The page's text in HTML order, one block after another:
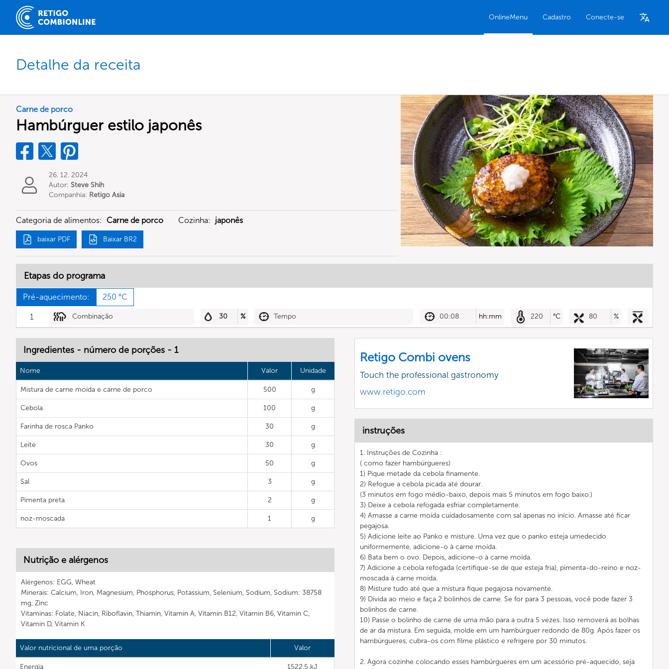
OnlineMenu Cadastro Conecte-se
Detalhe da receita
Carne de porco
Hambúrguer estilo japonês
26. 12. 2024
Autor: Steve Shih
Companhia: Retigo Asia
Categoria de alimentos: Carne de porco Cozinha: japonês
baixar PDF Baixar BR2
Etapas do programa
Pré-aquecimento: 250 °C
1 Combinação 30 % Tempo 00:08 hh:mm 220 °C 80 %
Ingredientes - número de porções - 1
Nome Valor Unidade
Mistura de carne moída e carne de porco 500 g
Cebola 100 g
Farinha de rosca Panko 30 g
Leite 30 g
Ovos 50 g
Sal 3 g
Pimenta preta 2 g
noz-moscada 1 g
Nutrição e alérgenos
Alérgenos: EGG, Wheat
Minerais: Calcium, Iron, Magnesium, Phosphorus, Potassium, Selenium, Sodium, Sodium: 38758
mg, Zinc
Vitaminas: Folate, Niacin, Riboflavin, Thiamin, Vitamin A, Vitamin B12, Vitamin B6, Vitamin C,
Vitamin D, Vitamin K
Valor nutricional de uma porção Valor
Energia 1522,5 kJ
Retigo Combi ovens
Touch the professional gastronomy
www.retigo.com
instruções
1. Instruções de Cozinha :
( como fazer hambúrgueres)
1) Pique metade da cebola finamente.
2) Refogue a cebola picada até dourar.
(3 minutos em fogo médio-baixo, depois mais 5 minutos em fogo baixo.)
3) Deixe a cebola refogada esfriar completamente.
4) Amasse a carne moída cuidadosamente com sal apenas no início. Amasse até ficar
pegajosa.
5) Adicione leite ao Panko e misture. Uma vez que o panko esteja umedecido
uniformemente, adicione-o à carne moída.
6) Bata bem o ovo. Depois, adicione-o à carne moída.
7) Adicione a cebola refogada (certifique-se de que esteja fria), pimenta-do-reino e noz-
moscada à carne moída.
8) Misture tudo até que a mistura fique pegajosa novamente.
9) Divida ao meio e faça 2 bolinhos de carne. Se for para 3 pessoas, você pode fazer 3
bolinhos de carne.
10) Passe o bolinho de carne de uma mão para a outra 5 vezes. Isso removerá as bolhas
de ar da mistura. Em seguida, molde em um hambúrguer redondo de 80g. Após fazer os
hambúrgueres, cubra-os com filme plástico e refrigere por 30 minutos.
2. Agora cozinhe colocando esses hambúrgueres em um acessório pré-aquecido, seja